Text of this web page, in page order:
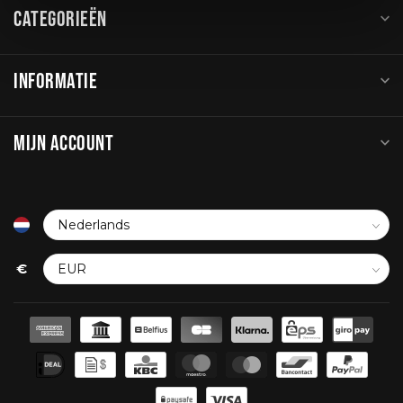
CATEGORIEËN
INFORMATIE
MIJN ACCOUNT
€